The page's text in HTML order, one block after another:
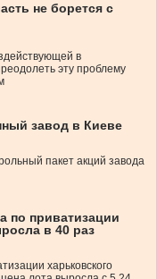
не борется с
в
эту проблему
завод в Киеве
пакет акций завода
по приватизации
в 40 раз
харьковского